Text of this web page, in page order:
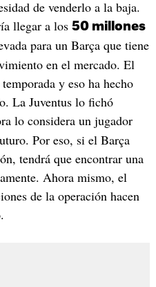
de venderlo a la baja.
llegar a los 50 millones
para un Barça que tiene
en el mercado. El
y eso ha hecho
La Juventus lo fichó
lo considera un jugador
Por eso, si el Barça
tendrá que encontrar una
Ahora mismo, el
de la operación hacen